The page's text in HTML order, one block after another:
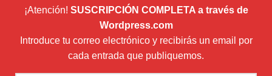
¡Atención! SUSCRIPCIÓN COMPLETA a través de
Wordpress.com
Introduce tu correo electrónico y recibirás un email por
cada entrada que publiquemos.